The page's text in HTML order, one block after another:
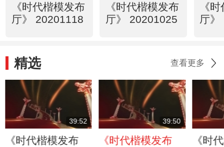
《时代楷模发布
厅》 20201118
《时代楷模发布
厅》 20201025
《
厅》
精选 查看更多
39:52
《时代楷模发布
39:50
《时代楷模发布
《时